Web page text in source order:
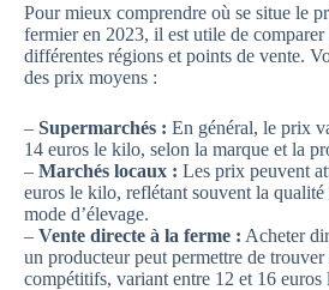
Pour mieux comprendre où se situe le
fermier en 2023, il est utile de
différentes régions et points de vente.
des prix moyens :
– Supermarchés : En général, le prix
14 euros le kilo, selon la marque et la
– Marchés locaux : Les prix peuvent
euros le kilo, reflétant souvent la qualité
mode d’élevage.
– Vente directe à la ferme : Acheter
un producteur peut permettre de
compétitifs, variant entre 12 et 16 euros